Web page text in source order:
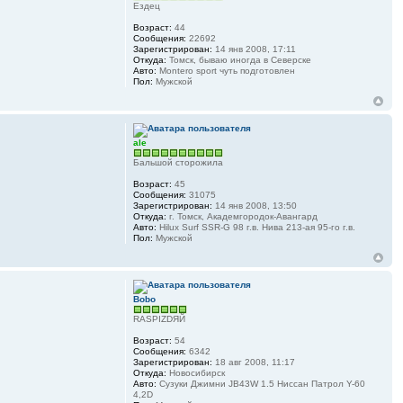
Ездец
Возраст: 44
Сообщения: 22692
Зарегистрирован: 14 янв 2008, 17:11
Откуда: Томск, бываю иногда в Северске
Авто: Montero sport чуть подготовлен
Пол: Мужской
ale
Бальшой сторожила
Возраст: 45
Сообщения: 31075
Зарегистрирован: 14 янв 2008, 13:50
Откуда: г. Томск, Академгородок-Авангард
Авто: Hilux Surf SSR-G 98 г.в. Нива 213-ая 95-го г.в.
Пол: Мужской
Bobo
RASPIZDЯЙ
Возраст: 54
Сообщения: 6342
Зарегистрирован: 18 авг 2008, 11:17
Откуда: Новосибирск
Авто: Сузуки Джимни JB43W 1.5 Ниссан Патрол Y-60
4,2D